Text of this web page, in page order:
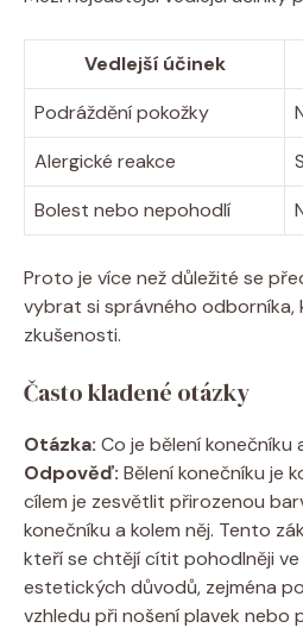
Vedlejší účinek
Podráždění pokožky
Alergické reakce
Bolest nebo nepohodlí
Proto je více než důležité se
vybrat si správného
zkušenosti.
Často kladené otázky
Otázka: Co je bělení konečníku
Odpověď: Bělení konečníku je
cílem je zesvětlit přirozenou
konečníku a kolem něj. Tento
kteří se chtějí cítit pohodlněji ve
estetických důvodů, zejména
vzhledu při nošení plavek nebo